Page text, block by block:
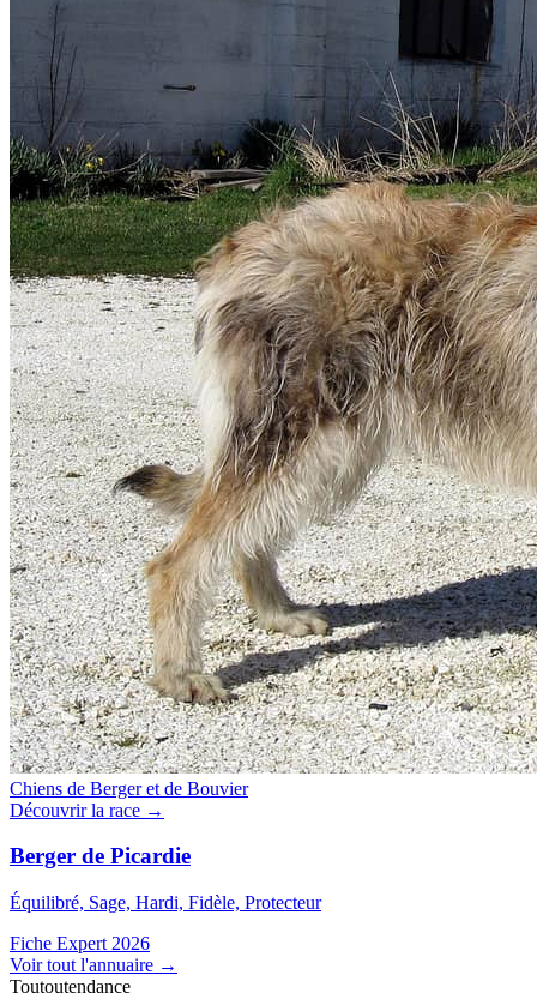
Chiens de Berger et de Bouvier
Découvrir la race →
Berger de Picardie
Équilibré, Sage, Hardi, Fidèle, Protecteur
Fiche Expert 2026
Voir tout l'annuaire →
Toutoutendance